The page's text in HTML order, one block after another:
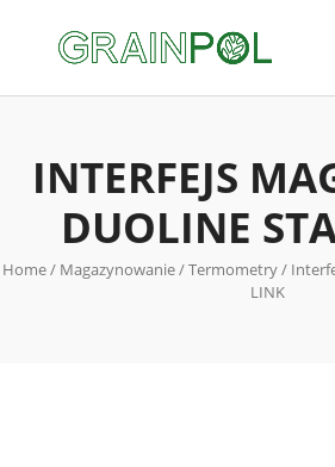
INTERFEJS
DUOLINE
Home/ Magazynowanie/Termometry/
LINK